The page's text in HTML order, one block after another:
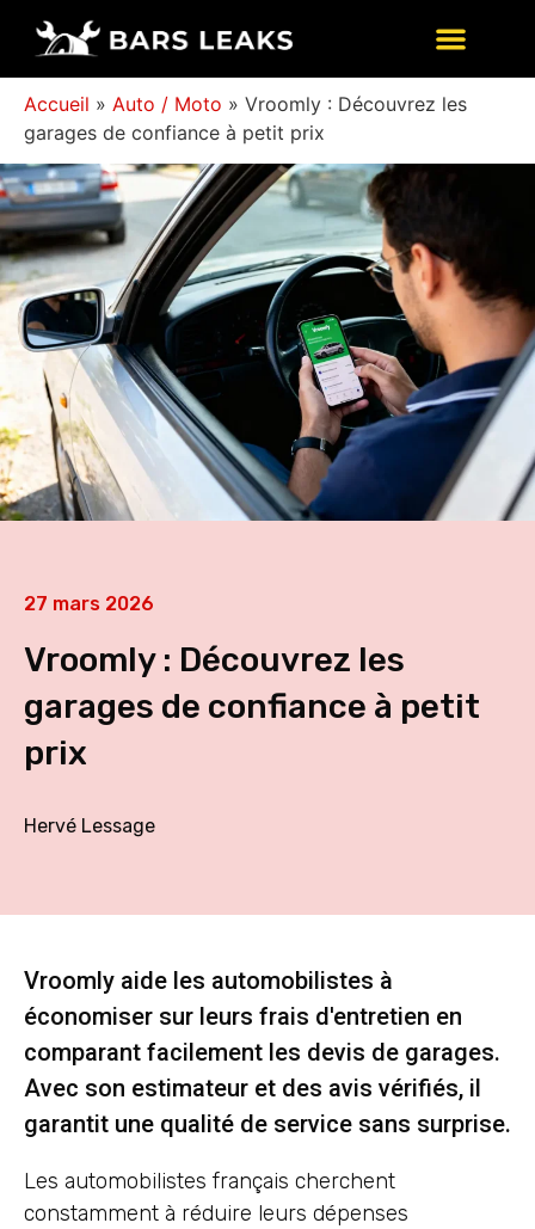
Accueil » Auto / Moto » Vroomly : Découvrez les
garages de confiance à petit prix
27 mars 2026
Vroomly : Découvrez les
garages de confiance à petit
prix
Hervé Lessage
Vroomly aide les automobilistes à
économiser sur leurs frais d'entretien en
comparant facilement les devis de garages.
Avec son estimateur et des avis vérifiés, il
garantit une qualité de service sans surprise.
Les automobilistes français cherchent
constamment à réduire leurs dépenses